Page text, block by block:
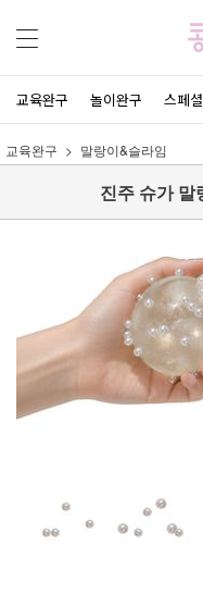
교육완구 놀이완구 스페
교육완구 말랑이&슬라임
진주 슈가 말